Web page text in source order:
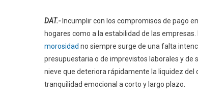
DAT.- Incumplir con los compromisos de pago
hogares como a la estabilidad de las
morosidad no siempre surge de una falta
presupuestaria o de imprevistos laborales y de
nieve que deteriora rápidamente la liquidez
tranquilidad emocional a corto y largo plazo.